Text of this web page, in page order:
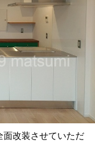
面改装させていただ